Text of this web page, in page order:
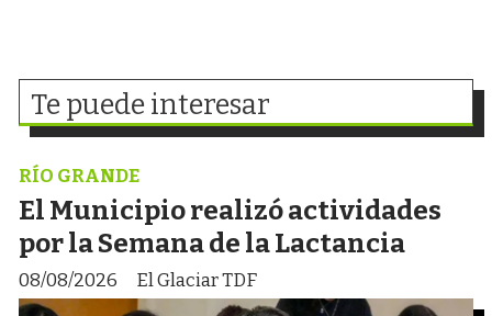
Te puede interesar
El Municipio realizó actividades
por la Semana de la Lactancia
El Glaciar TDF
RÍO GRANDE
08/08/2026